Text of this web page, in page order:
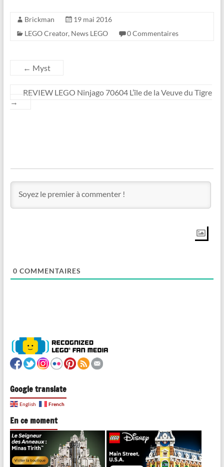
Brickman
19 mai 2016
LEGO Creator, News LEGO 0 Commentaires
← Myst
REVIEW LEGO Ninjago 70604 L’île de la Veuve du Tigre
→
0 COMMENTAIRES
Google translate
English French
En ce moment